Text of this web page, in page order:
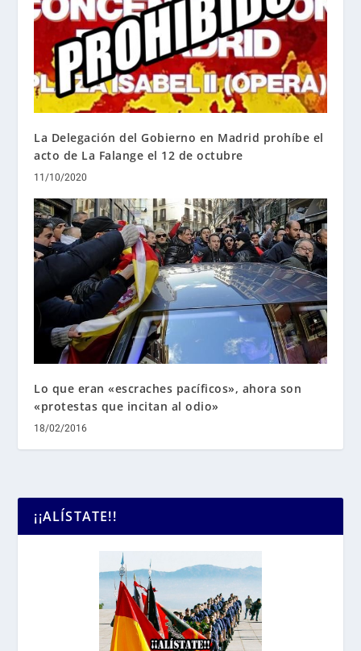
La Delegación del Gobierno en Madrid prohíbe el
acto de La Falange el 12 de octubre
11/10/2020
Lo que eran «escraches pacíficos», ahora son
«protestas que incitan al odio»
18/02/2016
¡¡ALÍSTATE!!